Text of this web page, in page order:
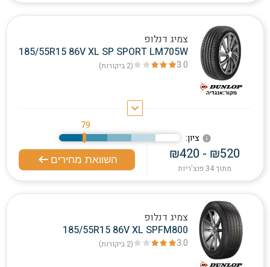
צמיג דנלופ
185/55R15 86V XL SP SPORT LM705W
3.0
(2 ביקורות)
keyboard_arrow_down
:ציון info
79
השוואת מחירים ₪420 - ₪520
מתוך 34 פנצ'ריות
צמיג דנלופ
185/55R15 86V XL SPFM800
3.0
(2 ביקורות)